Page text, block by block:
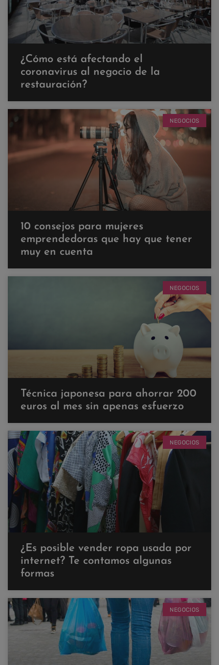
¿Cómo está afectando el
coronavirus al negocio de la
restauración?
NEGOCIOS
10 consejos para mujeres
emprendedoras que hay que tener
muy en cuenta
NEGOCIOS
Técnica japonesa para ahorrar 200
euros al mes sin apenas esfuerzo
NEGOCIOS
¿Es posible vender ropa usada por
internet? Te contamos algunas
formas
NEGOCIOS